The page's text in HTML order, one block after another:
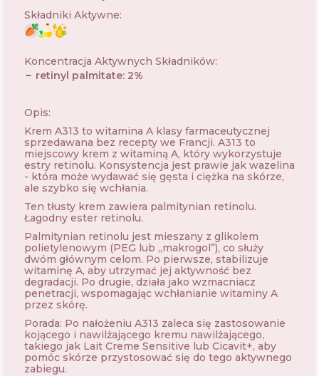
Składniki Aktywne:
Koncentracja Aktywnych Składników:
retinyl palmitate: 2%
Opis:
Krem A313 to witamina A klasy farmaceutycznej
sprzedawana bez recepty we Francji. A313 to
miejscowy krem ​​z witaminą A, który wykorzystuje
estry retinolu. Konsystencja jest prawie jak wazelina
- która może wydawać się gęsta i ciężka na skórze,
ale szybko się wchłania.
Ten tłusty krem ​​zawiera palmitynian retinolu.
Łagodny ester retinolu.
Palmitynian retinolu jest mieszany z glikolem
polietylenowym (PEG lub „makrogol”), co służy
dwóm głównym celom. Po pierwsze, stabilizuje
witaminę A, aby utrzymać jej aktywność bez
degradacji. Po drugie, działa jako wzmacniacz
penetracji, wspomagając wchłanianie witaminy A
przez skórę.
Porada: Po nałożeniu A313 zaleca się zastosowanie
kojącego i nawilżającego kremu nawilżającego,
takiego jak Lait Creme Sensitive lub Cicavit+, aby
pomóc skórze przystosować się do tego aktywnego
zabiegu.